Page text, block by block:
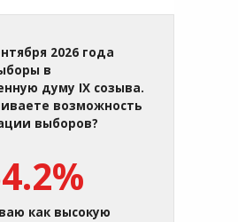
2026 года
в
думу IX созыва.
возможность
выборов?
как высокую